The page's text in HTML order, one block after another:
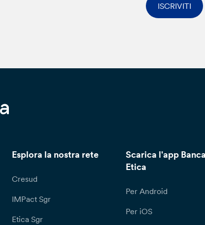
ISCRIVITI
Esplora la nostra rete
Cresud
IMPact Sgr
Etica Sgr
Scarica l'app Banca
Etica
Per Android
Per iOS